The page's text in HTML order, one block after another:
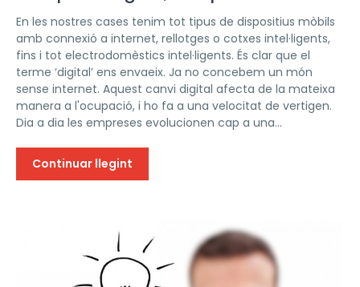
En les nostres cases tenim tot tipus de dispositius mòbils
amb connexió a internet, rellotges o cotxes intel·ligents,
fins i tot electrodomèstics intel·ligents. És clar que el
terme ‘digital’ ens envaeix. Ja no concebem un món
sense internet. Aquest canvi digital afecta de la mateixa
manera a l'ocupació, i ho fa a una velocitat de vertigen.
Dia a dia les empreses evolucionen cap a una...
Continuar llegint